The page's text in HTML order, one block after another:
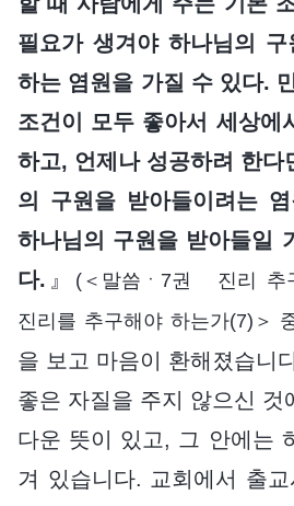
필요가 생겨야 하나님의 구
하는 염원을 가질 수 있다.
조건이 모두 좋아서 세상에
하고, 언제나 성공하려 한다
의 구원을 받아들이려는
하나님의 구원을 받아들일
다. 』
(＜말씀ㆍ7권 진리 추
진리를 추구해야 하는가(7)＞
을 보고 마음이 환해졌습니
좋은 자질을 주지 않으신 것
다운 뜻이 있고, 그 안에는
겨 있습니다. 교회에서 출